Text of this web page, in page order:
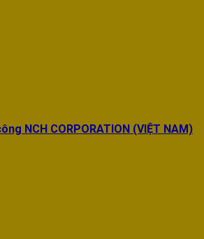
NCH CORPORATION (VIỆT NAM)